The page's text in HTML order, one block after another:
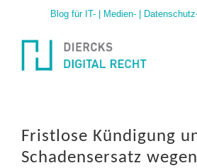
Blog für IT- | Medien- |
Fristlose Kündigung
Schadensersatz